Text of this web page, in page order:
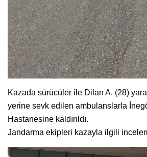
Kazada sürücüler ile Dilan A. (28)
yerine sevk edilen ambulanslarla
Hastanesine kaldırıldı.
Jandarma ekipleri kazayla ilgili